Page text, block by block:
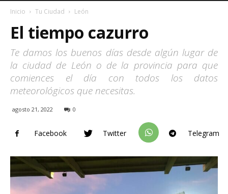
Inicio Tu Ciudad León
El tiempo cazurro
Te damos los buenos días desde algún lugar de
la ciudad de León o de la provincia para que
comiences el día con todos los datos
meteorológicos que necesitas.
agosto 21, 2022 0
Facebook Twitter Telegram